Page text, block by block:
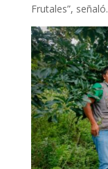
Frutales”, señaló.